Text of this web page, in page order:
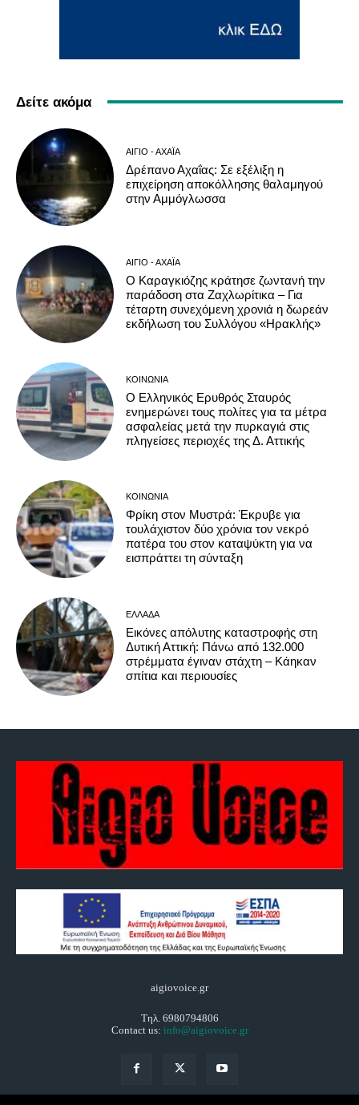
Δείτε ακόμα
ΑΊΓΙΟ - ΑΧΑΪ́Α
Δρέπανο Αχαΐας: Σε εξέλιξη η
επιχείρηση αποκόλλησης θαλαμηγού
στην Αμμόγλωσσα
ΑΊΓΙΟ - ΑΧΑΪ́Α
Ο Καραγκιόζης κράτησε ζωντανή την
παράδοση στα Ζαχλωρίτικα – Για
τέταρτη συνεχόμενη χρονιά η δωρεάν
εκδήλωση του Συλλόγου «Ηρακλής»
ΚΟΙΝΩΝΊΑ
Ο Ελληνικός Ερυθρός Σταυρός
ενημερώνει τους πολίτες για τα μέτρα
ασφαλείας μετά την πυρκαγιά στις
πληγείσες περιοχές της Δ. Αττικής
ΚΟΙΝΩΝΊΑ
Φρίκη στον Μυστρά: Έκρυβε για
τουλάχιστον δύο χρόνια τον νεκρό
πατέρα του στον καταψύκτη για να
εισπράττει τη σύνταξη
ΕΛΛΆΔΑ
Εικόνες απόλυτης καταστροφής στη
Δυτική Αττική: Πάνω από 132.000
στρέμματα έγιναν στάχτη – Κάηκαν
σπίτια και περιουσίες
aigiovoice.gr
Τηλ. 6980794806
Contact us: info@aigiovoice.gr